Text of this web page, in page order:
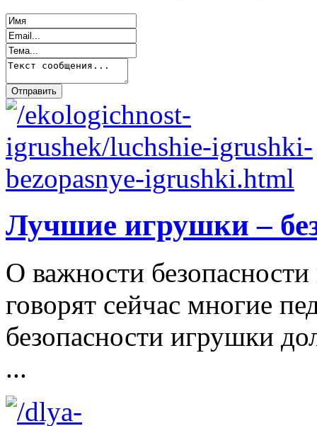
Лучшие игрушки –
О важности
говорят сейчас многие
безопасности игрушки
...